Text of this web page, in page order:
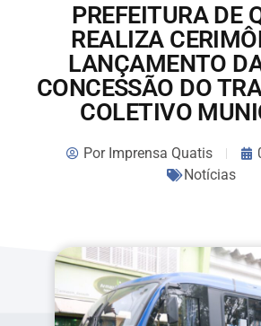
PREFEITURA DE
REALIZA
LANÇAMENTO
CONCESSÃO DO
COLETIVO
PorImprensa Quatis
Notícias